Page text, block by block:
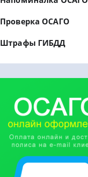
Проверка ОСАГО
Штрафы ГИБДД